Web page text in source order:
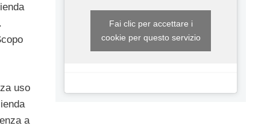
uso
a
Fai clic per accettare i
cookie per questo servizio